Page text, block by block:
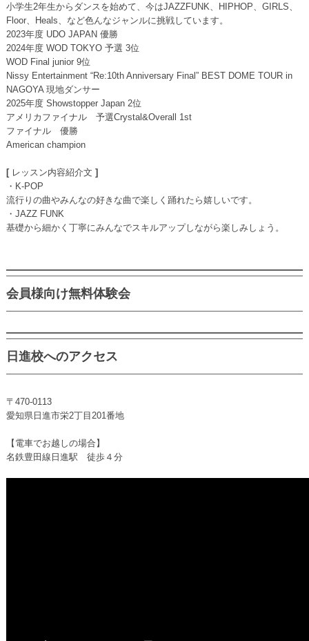
小学生2年生からダンスを始めて、今はJAZZFUNK、HIPHOP、GIRLS、
Floor、Heals、など色んなジャンルに挑戦しています。
2023年度 UDO JAPAN 優勝
2024年度 WOD TOKYO 予選 3位
WOD Final junior 9位
Nissy Entertainment “Re:10th Anniversary Final” BEST DOME TOUR in
NAGOYA 現地ダンサー
2025年度 Showstopper Japan 2位
アメリカファイナル 予選Crystal&Overall 1st
ファイナル 優勝
American champion
[ レッスン内容紹介文 ]
・K-POP
流行りの曲やみんなの好きな曲で楽しく踊れたら嬉しいです。
・JAZZ FUNK
基礎から細かく丁寧にみんなでスキルアップしながら楽しみしょう。
会員様向け無料体験会
日進校へのアクセス
〒470-0113
愛知県日進市栄2丁目201番地
【電車でお越しの場合】
名鉄豊田線日進駅 徒歩４分